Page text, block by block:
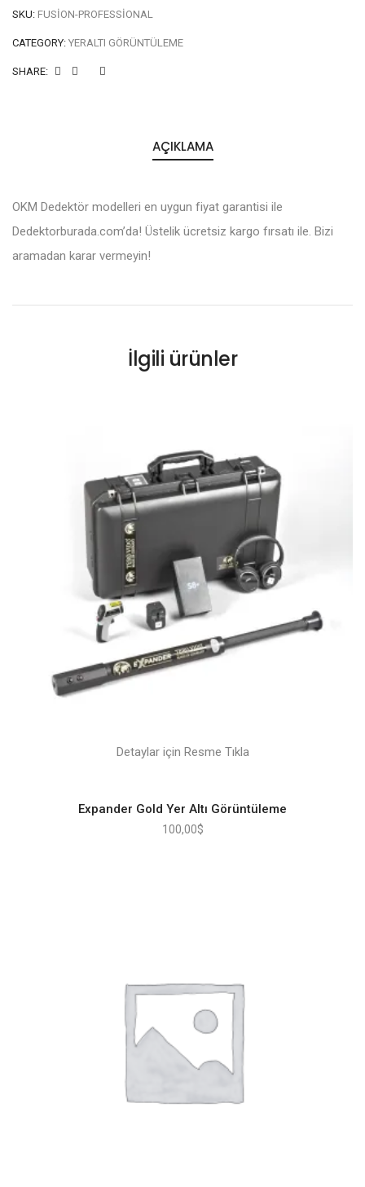
SKU: FUSION-PROFESSIONAL
CATEGORY: YERALTI GÖRÜNTÜLEME
SHARE:
AÇIKLAMA
OKM Dedektör modelleri en uygun fiyat garantisi ile
Dedektorburada.com’da! Üstelik ücretsiz kargo fırsatı ile. Bizi
aramadan karar vermeyin!
İlgili ürünler
Detaylar için Resme Tıkla
Expander Gold Yer Altı Görüntüleme
100,00$